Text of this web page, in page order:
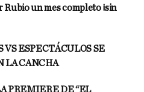
Rubio un mes completo ¡sin
VS ESPECTÁCULOS SE
LA CANCHA
PREMIERE DE “EL